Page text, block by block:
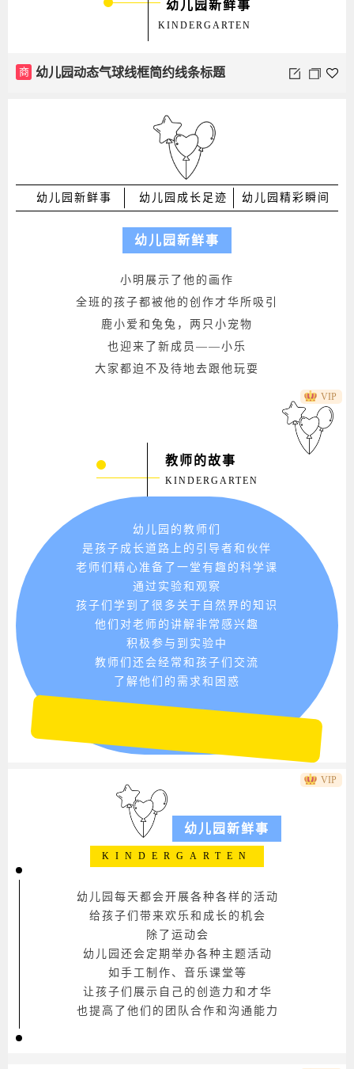
幼儿园新鲜事
KINDERGARTEN
商 幼儿园动态气球线框简约线条标题
幼儿园新鲜事 幼儿园成长足迹 幼儿园精彩瞬间
幼儿园新鲜事
小明展示了他的画作
全班的孩子都被他的创作才华所吸引
鹿小爱和兔兔，两只小宠物
也迎来了新成员——小乐
大家都迫不及待地去跟他玩耍
教师的故事
KINDERGARTEN
幼儿园的教师们
是孩子成长道路上的引导者和伙伴
老师们精心准备了一堂有趣的科学课
通过实验和观察
孩子们学到了很多关于自然界的知识
他们对老师的讲解非常感兴趣
积极参与到实验中
教师们还会经常和孩子们交流
了解他们的需求和困惑
动态气球上下图文底色幼儿园教师
VIP
幼儿园新鲜事
KINDERGARTEN
幼儿园每天都会开展各种各样的活动
给孩子们带来欢乐和成长的机会
除了运动会
幼儿园还会定期举办各种主题活动
如手工制作、音乐课堂等
让孩子们展示自己的创造力和才华
也提高了他们的团队合作和沟通能力
VIP